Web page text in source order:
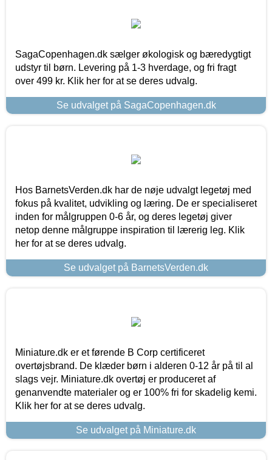
SagaCopenhagen.dk sælger økologisk og bæredygtigt
udstyr til børn. Levering på 1-3 hverdage, og fri fragt
over 499 kr. Klik her for at se deres udvalg.
Se udvalget på SagaCopenhagen.dk
Hos BarnetsVerden.dk har de nøje udvalgt legetøj med
fokus på kvalitet, udvikling og læring. De er specialiseret
inden for målgruppen 0-6 år, og deres legetøj giver
netop denne målgruppe inspiration til lærerig leg. Klik
her for at se deres udvalg.
Se udvalget på BarnetsVerden.dk
Miniature.dk er et førende B Corp certificeret
overtøjsbrand. De klæder børn i alderen 0-12 år på til al
slags vejr. Miniature.dk overtøj er produceret af
genanvendte materialer og er 100% fri for skadelig kemi.
Klik her for at se deres udvalg.
Se udvalget på Miniature.dk